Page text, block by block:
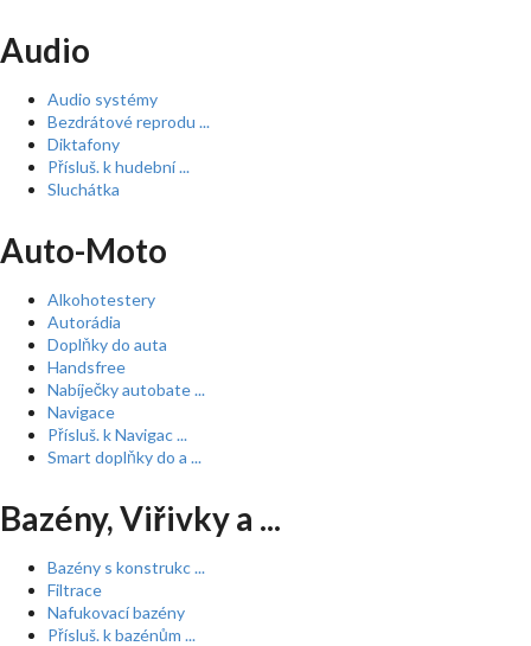
Audio
Audio systémy
Bezdrátové reprodu ...
Diktafony
Přísluš. k hudební ...
Sluchátka
Auto-Moto
Alkohotestery
Autorádia
Doplňky do auta
Handsfree
Nabíječky autobate ...
Navigace
Přísluš. k Navigac ...
Smart doplňky do a ...
Bazény, Viřivky a ...
Bazény s konstrukc ...
Filtrace
Nafukovací bazény
Přísluš. k bazénům ...